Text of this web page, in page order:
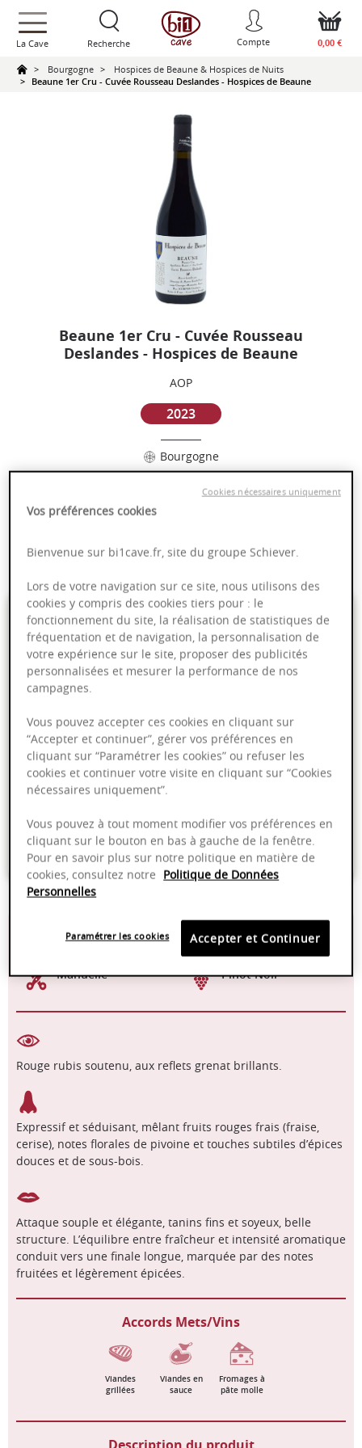
text.skipToContent
text.skipToNavigation
La Cave Recherche Compte 0,00 €
Bourgogne
Hospices de Beaune & Hospices de Nuits
Beaune 1er Cru - Cuvée Rousseau Deslandes - Hospices de Beaune
Beaune 1er Cru - Cuvée Rousseau
Deslandes - Hospices de Beaune
AOP
2023
Bourgogne
Complexité
Fruité
89,00 €
75cl- soit118,67 € / L
Ajouter au panier
Livraison offerte dans nos points de vente
Emballage anti-casse
Paiement sécurisé
16-18°C 2025 - 2032
Manuelle Pinot Noir
Rouge rubis soutenu, aux reflets grenat brillants.
Expressif et séduisant, mêlant fruits rouges frais (fraise,
cerise), notes florales de pivoine et touches subtiles d’épices
douces et de sous-bois.
Attaque souple et élégante, tanins fins et soyeux, belle
structure. L’équilibre entre fraîcheur et intensité aromatique
conduit vers une finale longue, marquée par des notes
fruitées et légèrement épicées.
Accords Mets/Vins
Viandes
grillées
Viandes en
sauce
Fromages à
pâte molle
Vos préférences cookies
Bienvenue sur bi1cave.fr, site du groupe Schiever.
Lors de votre navigation sur ce site, nous utilisons des
cookies y compris des cookies tiers pour : le
fonctionnement du site, la réalisation de statistiques de
fréquentation et de navigation, la personnalisation de
votre expérience sur le site, proposer des publicités
personnalisées et mesurer la performance de nos
campagnes.
Vous pouvez accepter ces cookies en cliquant sur
“Accepter et continuer”, gérer vos préférences en
cliquant sur “Paramétrer les cookies” ou refuser les
cookies et continuer votre visite en cliquant sur “Cookies
nécessaires uniquement”.
Vous pouvez à tout moment modifier vos préférences en
cliquant sur le bouton en bas à gauche de la fenêtre.
Pour en savoir plus sur notre politique en matière de
cookies, consultez notre Politique de Données
Personnelles
Accepter et Continuer
Paramétrer les cookies
Cookies nécessaires uniquement